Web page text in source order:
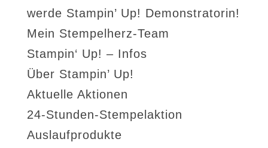
werde Stampin’ Up! Demonstratorin!
Mein Stempelherz-Team
Stampin‘ Up! – Infos
Über Stampin’ Up!
Aktuelle Aktionen
24-Stunden-Stempelaktion
Auslaufprodukte